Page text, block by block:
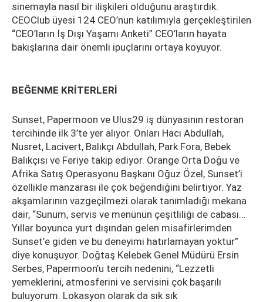
sinemayla nasıl bir ilişkileri olduğunu araştırdık.
CEOClub üyesi 124 CEO’nun katılımıyla gerçekleştirilen
“CEO’ların İş Dışı Yaşamı Anketi” CEO’ların hayata
bakışlarına dair önemli ipuçlarını ortaya koyuyor.
BEĞENME KRİTERLERİ
Sunset, Papermoon ve Ulus29 iş dünyasının restoran
tercihinde ilk 3’te yer alıyor. Onları Hacı Abdullah,
Nusret, Lacivert, Balıkçı Abdullah, Park Fora, Bebek
Balıkçısı ve Feriye takip ediyor. Orange Orta Doğu ve
Afrika Satış Operasyonu Başkanı Oğuz Özel, Sunset’i
özellikle manzarası ile çok beğendiğini belirtiyor. Yaz
akşamlarının vazgeçilmezi olarak tanımladığı mekana
dair, “Sunum, servis ve menünün çeşitliliği de cabası…
Yıllar boyunca yurt dışından gelen misafirlerimden
Sunset’e giden ve bu deneyimi hatırlamayan yoktur”
diye konuşuyor. Doğtaş Kelebek Genel Müdürü Ersin
Serbes, Papermoon’u tercih nedenini, “Lezzetli
yemeklerini, atmosferini ve servisini çok başarılı
buluyorum. Lokasyon olarak da sık sık